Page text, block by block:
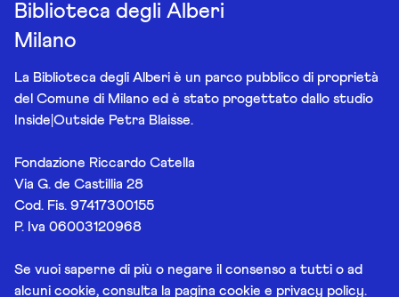
Biblioteca degli Alberi
Milano
La Biblioteca degli Alberi è un parco pubblico di proprietà
del Comune di Milano ed è stato progettato dallo studio
Inside|Outside Petra Blaisse.
Fondazione Riccardo Catella
Via G. de Castillia 28
Cod. Fis. 97417300155
P. Iva 06003120968
Se vuoi saperne di più o negare il consenso a tutti o ad
alcuni cookie, consulta la pagina cookie e privacy policy.